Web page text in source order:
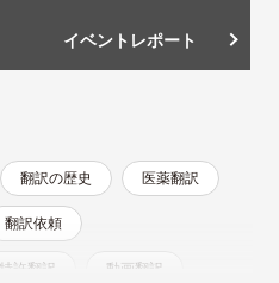
イベントレポート
翻訳の歴史 医薬翻訳
翻訳依頼
特許翻訳 動画翻訳